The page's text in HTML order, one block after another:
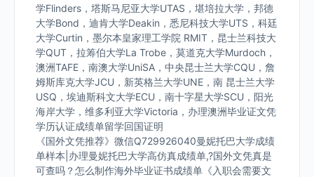
学Flinders，塔斯马尼亚大学UTAS，堪培拉大学，邦德
大学Bond，迪肯大学Deakin，悉尼科技大学UTS，科廷
大学Curtin，墨尔本皇家理工学院 RMIT，昆士兰科技大
学QUT，拉筹伯大学La Trobe，莫道克大学Murdoch，
澳洲TAFE，南澳大学UniSA，中央昆士兰大学CQU，詹
姆斯库克大学JCU，新英格兰大学UNE，南 昆士兰大学
USQ，埃迪斯科文大学ECU，南十字星大学SCU，阳光
海岸大学，维多利亚大学Victoria，办理澳洲毕业证文凭
学历认证成绩单留学回国证明
《国外文凭推荐》微信Q729926040曼妮托巴大学成绩
单样本|办理曼妮托巴大学高仿真成绩单,?国外文凭真是
可查吗？怎么制作海外毕业证书成绩单《入职会需要文